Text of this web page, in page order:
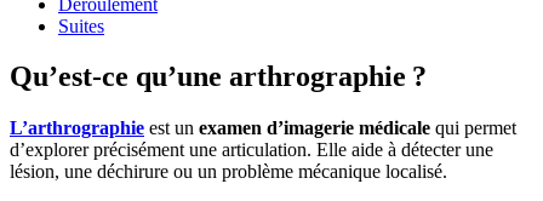
Suites
Qu’est-ce qu’une arthrographie ?
L’arthrographie est un examen d’imagerie médicale qui permet
d’explorer précisément une articulation. Elle aide à détecter une
lésion, une déchirure ou un problème mécanique localisé.